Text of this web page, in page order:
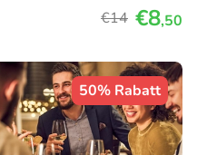
€14 €8,50
50% Rabatt